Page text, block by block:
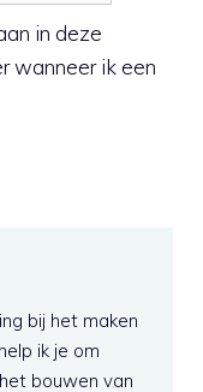
in deze
wanneer ik een
bij het maken
ik je om
bouwen van